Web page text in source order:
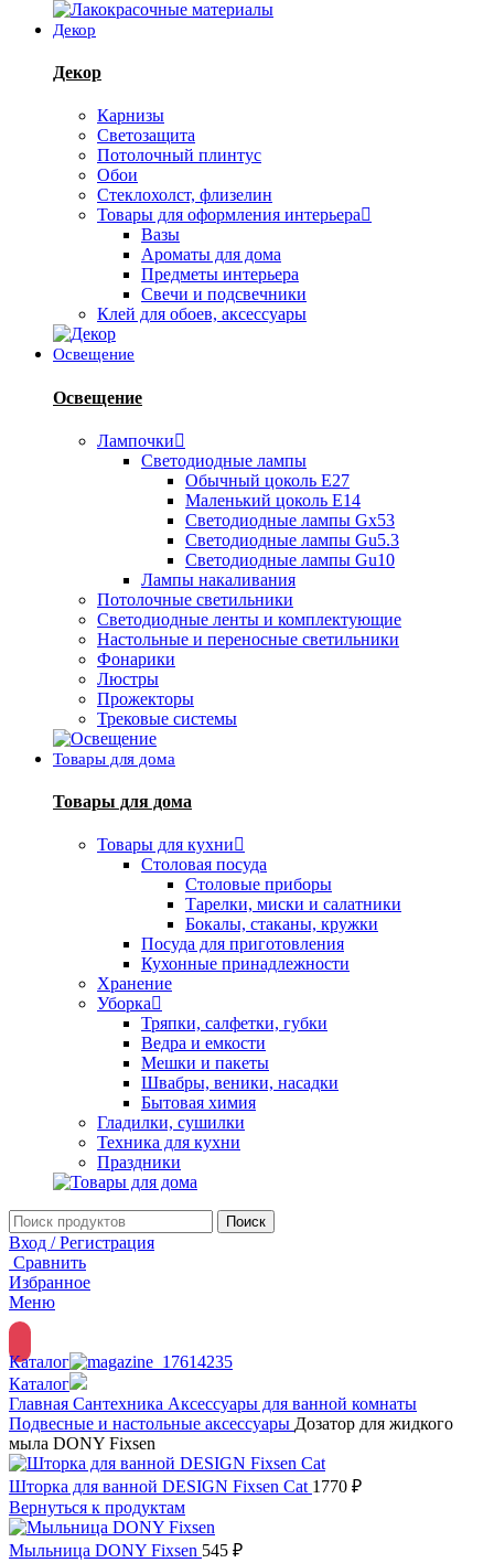
Декор
Декор
Карнизы
Светозащита
Потолочный плинтус
Обои
Стеклохолст, флизелин
Товары для оформления интерьера
Вазы
Ароматы для дома
Предметы интерьера
Свечи и подсвечники
Клей для обоев, аксессуары
Освещение
Освещение
Лампочки
Светодиодные лампы
Обычный цоколь Е27
Маленький цоколь Е14
Светодиодные лампы Gx53
Светодиодные лампы Gu5.3
Светодиодные лампы Gu10
Лампы накаливания
Потолочные светильники
Светодиодные ленты и комплектующие
Настольные и переносные светильники
Фонарики
Люстры
Прожекторы
Трековые системы
Товары для дома
Товары для дома
Товары для кухни
Столовая посуда
Столовые приборы
Тарелки, миски и салатники
Бокалы, стаканы, кружки
Посуда для приготовления
Кухонные принадлежности
Хранение
Уборка
Тряпки, салфетки, губки
Ведра и емкости
Мешки и пакеты
Швабры, веники, насадки
Бытовая химия
Гладилки, сушилки
Техника для кухни
Праздники
Поиск
Вход / Регистрация
Сравнить
Избранное
Меню
Каталог
Каталог
Главная Сантехника Аксессуары для ванной комнаты
Подвесные и настольные аксессуары Дозатор для жидкого
мыла DONY Fixsen
Шторка для ванной DESIGN Fixsen Cat 1770 ₽
Вернуться к продуктам
Мыльница DONY Fixsen 545 ₽